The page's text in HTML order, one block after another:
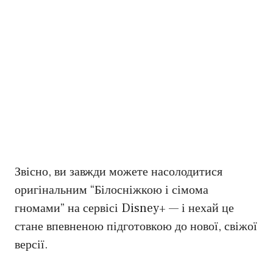
Звісно, ви завжди можете насолодитися
оригінальним “Білосніжкою і сімома
гномами” на сервісі Disney+ — і нехай це
стане впевненою підготовкою до нової, свіжої
версії.